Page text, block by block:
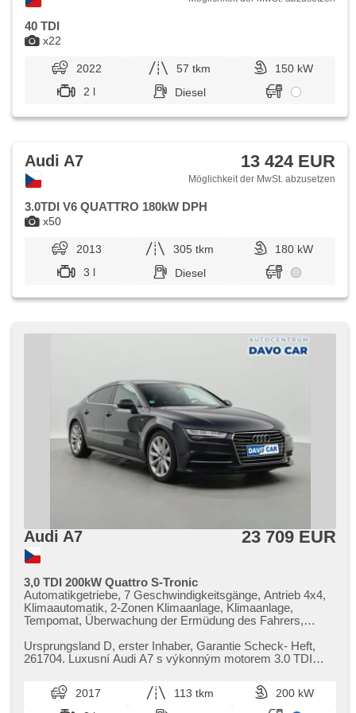
x22
40 TDI
2022 57 tkm
150 kW
2 l
Diesel
x50
Audi A7 13 424 EUR
Möglichkeit der MwSt. abzusetzen
3.0TDI V6 QUATTRO 180kW DPH
2013 305 tkm
180 kW
3 l
Diesel
Audi A7 23 709 EUR
3,0 TDI 200kW Quattro S-Tronic
Automatikgetriebe, 7 Geschwindigkeitsgänge, Antrieb 4x4,
Klimaautomatik, 2-Zonen Klimaanlage, Klimaanlage,
Tempomat, Überwachung der Ermüdung des Fahrers,
Parkassistent, LED adaptivní světlomety, Vorderlichter LED,
Heck LED Leuchte, LED denní svícení, automatické
Aktivation der Warnflutlicht, Scheinwerferwaschanlagen,
Nebelscheinwerfer, Reifendrucksensor, Ledersitze,
höheneinstellbare Fahrersitz, höheneinstellbare Sitze,
Ursprungsland D,​ erster Inhaber,​ Garantie Scheck​- Heft,​
261704. Luxusní Audi A7 s výkonným motorem 3.0 TDI
2017 113 tkm
200 kW